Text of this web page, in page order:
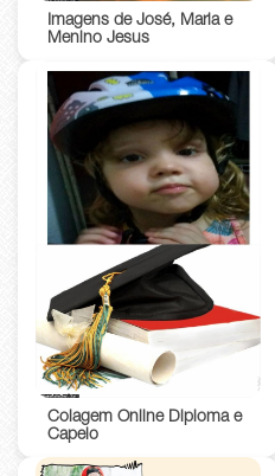
Imagens de José, Maria e
Menino Jesus
Colagem Online Diploma e
Capelo